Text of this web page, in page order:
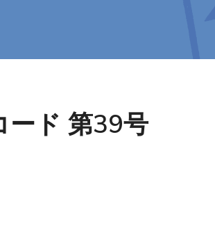
ード 第39号